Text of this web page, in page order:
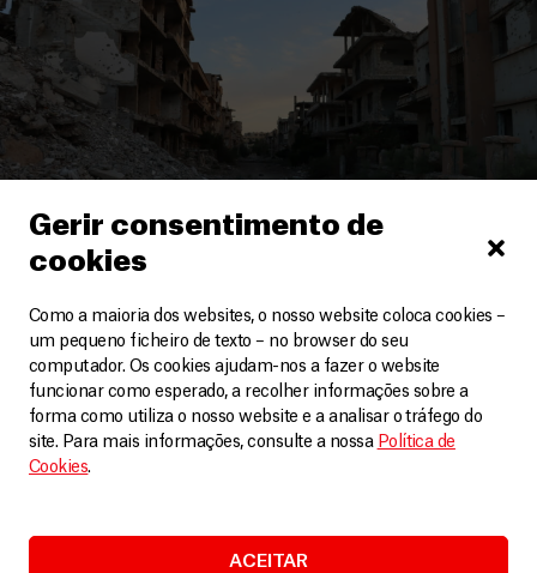
Gerir consentimento de
cookies
Como a maioria dos websites, o nosso website coloca cookies –
um pequeno ficheiro de texto – no browser do seu
computador. Os cookies ajudam-nos a fazer o website
funcionar como esperado, a recolher informações sobre a
forma como utiliza o nosso website e a analisar o tráfego do
site. Para mais informações, consulte a nossa Política de
Cookies.
ACEITAR
Síria
Um caminho minado no regresso a casa em Deir ez-
Zor, na Síria
Artigos 18 Junho, 2025